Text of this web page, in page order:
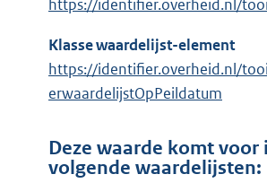
https://identifier.overheid.nl/
Klasse waardelijst-element
https://identifier.overheid.nl/
erwaardelijstOpPeildatum
Deze waarde komt voor
volgende waardelijsten: